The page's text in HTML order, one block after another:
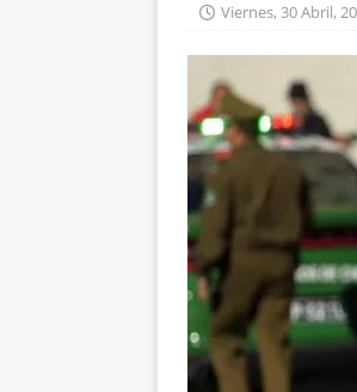
Viernes, 30 Abril,